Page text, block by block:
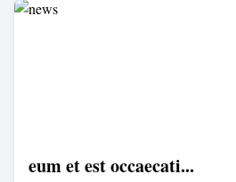
eum et est occaecati...